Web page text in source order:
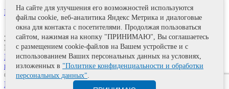
Контакты
Задать вопрос
Поделиться
Политика информационной безопасности Правила
использования материалов
© 2011—2026 А.Е. Мишушин
Карта сайта
На сайте для улучшения его возможностей используются
файлы cookie, веб-аналитика Яндекс Метрика и диалоговые
окна для контакта с посетителями. Продолжая пользоваться
сайтом, нажимая на кнопку "ПРИНИМАЮ", Вы соглашаетесь
с размещением cookie-файлов на Вашем устройстве и с
использованием Ваших персональных данных на условиях,
изложенных в "Политике конфиденциальности и обработки
персональных данных".